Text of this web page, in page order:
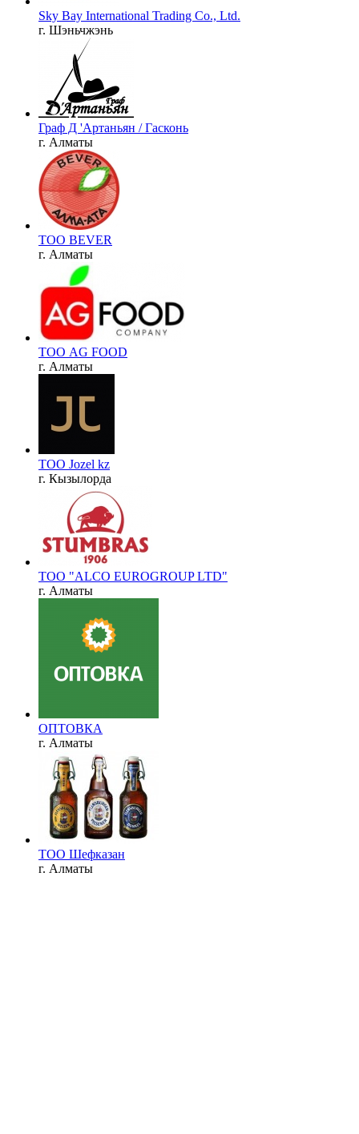
Sky Bay International Trading Co., Ltd.
г. Шэньчжэнь
Граф Д 'Артаньян / Гасконь
г. Алматы
ТОО BEVER
г. Алматы
ТОО AG FOOD
г. Алматы
ТОО Jozel kz
г. Кызылорда
ТОО "ALCO EUROGROUP LTD"
г. Алматы
ОПТОВКА
г. Алматы
ТОО Шефказан
г. Алматы